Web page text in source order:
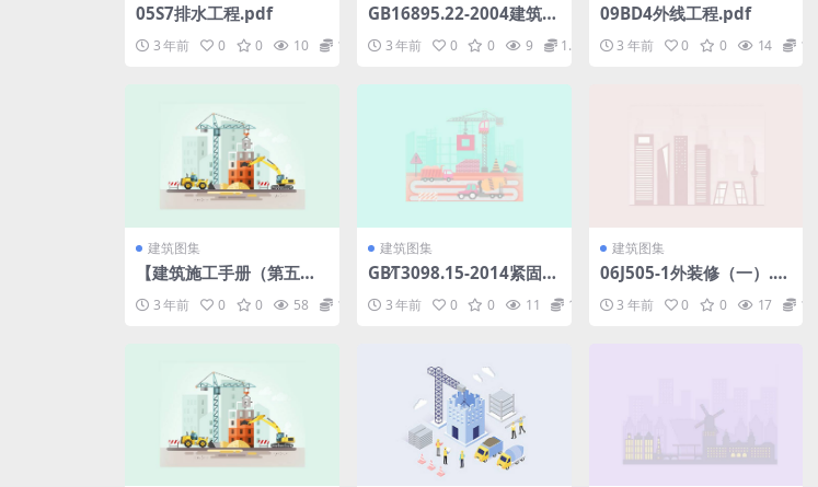
05S7排水工程.pdf
3 年前 0 0 10 1.98
GB16895.22-2004建筑物
电气装置第5-53部分：电
气设备的选择和安装-隔
3 年前 0 0 9 1.98
09BD4外线工程.pdf
3 年前 0 0 14 1.98
建筑图集
【建筑施工手册（第五
3 年前 0 0 58 1.98
建筑图集
GB∕T3098.15-2014紧固件
版).pdf
3 年前 0 0 11 1.98
建筑图集
06J505-1外装修（一）.p
3 年前 0 0 17 1.98